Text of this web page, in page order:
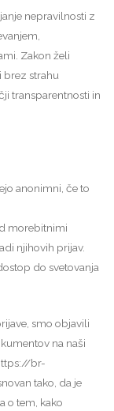
nepravilnosti z
Zakon želi
brez strahu
transparentnosti in
anonimni, če to
morebitnimi
njihovih prijav.
do svetovanja
smo objavili
na naši
br-
tako, da je
o tem, kako